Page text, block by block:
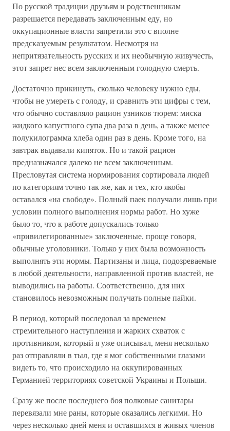
По русской традиции друзьям и родственникам
разрешается передавать заключенным еду, но
оккупационные власти запретили это с вполне
предсказуемым результатом. Несмотря на
непритязательность русских и их необычную живучесть,
этот запрет нес всем заключенным голодную смерть.
Достаточно прикинуть, сколько человеку нужно еды,
чтобы не умереть с голоду, и сравнить эти цифры с тем,
что обычно составляло рацион узников тюрем: миска
жидкого капустного супа два раза в день, а также менее
полукилограмма хлеба один раз в день. Кроме того, на
завтрак выдавали кипяток. Но и такой рацион
предназначался далеко не всем заключенным.
Пресловутая система нормирования сортировала людей
по категориям точно так же, как и тех, кто якобы
оставался «на свободе». Полный паек получали лишь при
условии полного выполнения нормы работ. Но хуже
было то, что к работе допускались только
«привилегированные» заключенные, проще говоря,
обычные уголовники. Только у них была возможность
выполнять эти нормы. Партизаны и лица, подозреваемые
в любой деятельности, направленной против властей, не
выводились на работы. Соответственно, для них
становилось невозможным получать полные пайки.
В период, который последовал за временем
стремительного наступления и жарких схваток с
противником, который я уже описывал, меня несколько
раз отправляли в тыл, где я мог собственными глазами
видеть то, что происходило на оккупированных
Германией территориях советской Украины и Польши.
Сразу же после последнего боя полковые санитары
перевязали мне раны, которые оказались легкими. Но
через несколько дней меня и оставшихся в живых членов